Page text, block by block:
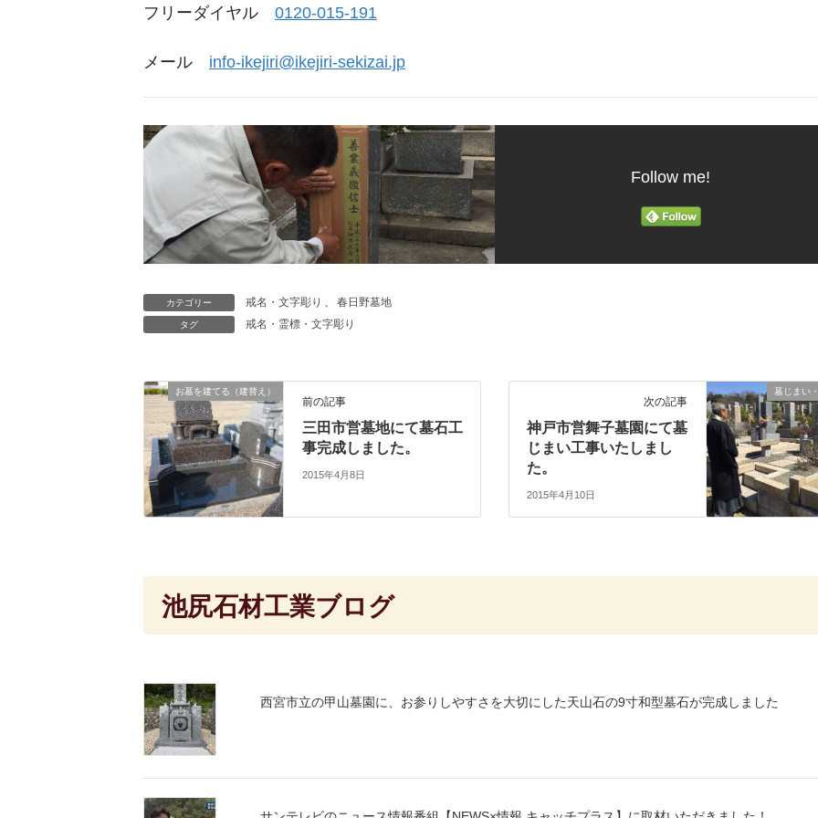
フリーダイヤル 0120-015-191
メール info-ikejiri@ikejiri-sekizai.jp
Follow me!
カテゴリー 戒名・文字彫り 、 春日野墓地
タグ 戒名・霊標・文字彫り
お墓を建てる（建替え）
前の記事
三田市営墓地にて墓石工
事完成しました。
2015年4月8日
墓じまい
次の記事
神戸市営舞子墓園にて墓
じまい工事いたしまし
た。
2015年4月10日
池尻石材工業ブログ
西宮市立の甲山墓園に、お参りしやすさを大切にした天山石の9寸和型墓石が完成しました